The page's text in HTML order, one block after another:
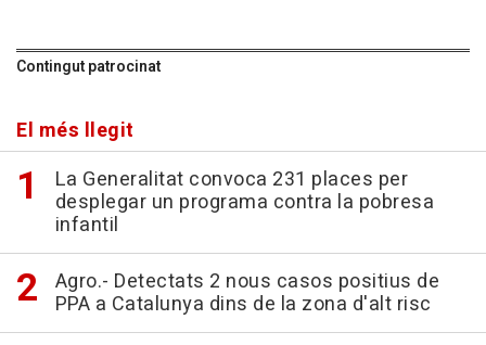
Contingut patrocinat
El més llegit
La Generalitat convoca 231 places per
desplegar un programa contra la pobresa
infantil
Agro.- Detectats 2 nous casos positius de
PPA a Catalunya dins de la zona d'alt risc